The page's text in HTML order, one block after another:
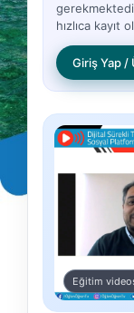
hızlıca kayıt
Giriş Yap /
Eğitim